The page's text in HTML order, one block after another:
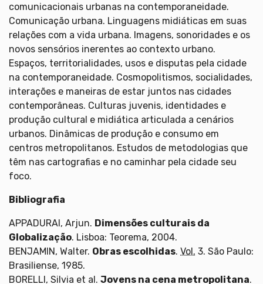
comunicacionais urbanas na contemporaneidade.
Comunicação urbana. Linguagens midiáticas em suas
relações com a vida urbana. Imagens, sonoridades e os
novos sensórios inerentes ao contexto urbano.
Espaços, territorialidades, usos e disputas pela cidade
na contemporaneidade. Cosmopolitismos, socialidades,
interações e maneiras de estar juntos nas cidades
contemporâneas. Culturas juvenis, identidades e
produção cultural e midiática articulada a cenários
urbanos. Dinâmicas de produção e consumo em
centros metropolitanos. Estudos de metodologias que
têm nas cartografias e no caminhar pela cidade seu
foco.
Bibliografia
APPADURAI, Arjun. Dimensões culturais da
Globalização. Lisboa: Teorema, 2004.
BENJAMIN, Walter. Obras escolhidas. Vol. 3. São Paulo:
Brasiliense, 1985.
BORELLI, Silvia et al. Jovens na cena metropolitana.